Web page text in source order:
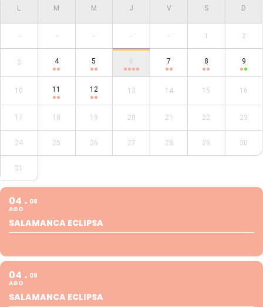
- - - - - 1 2
3 4 5 6 7 8 9
10 11 12 13 14 15 16
17 18 19 20 21 22 23
24 25 26 27 28 29 30
31
04
AGO
08
SALAMANCA ECLIPSA
04
AGO
08
SALAMANCA ECLIPSA